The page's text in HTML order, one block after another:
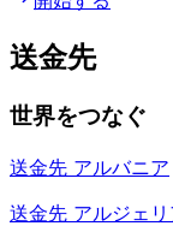
送金先
世界をつなぐ
送金先 アルバニア
送金先 アルジェリ